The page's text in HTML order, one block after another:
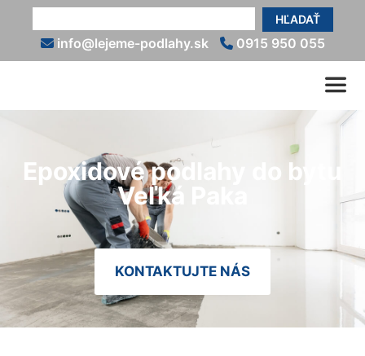
HĽADAŤ
info@lejeme-podlahy.sk 0915 950 055
Epoxidové podlahy do bytu
Veľká Paka
KONTAKTUJTE NÁS